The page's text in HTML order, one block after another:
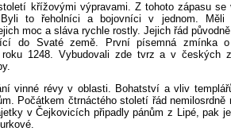
křížovými výpravami. Z tohoto zápasu se
to řeholníci a bojovníci v jednom. Měli
moc a sláva rychle rostly. Jejich řád
do Svaté země. První písemná zmínka
1248. Vybudovali zde tvrz a v českých
vinné révy v oblasti. Bohatství a vliv
Počátkem čtrnáctého století řád nemilosrdně
v Čejkovicích připadly pánům z Lipé, pak